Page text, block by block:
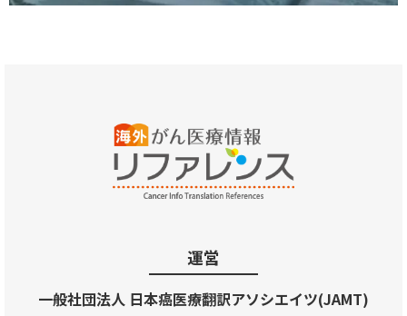
運営
一般社団法人 日本癌医療翻訳アソシエイツ(JAMT)